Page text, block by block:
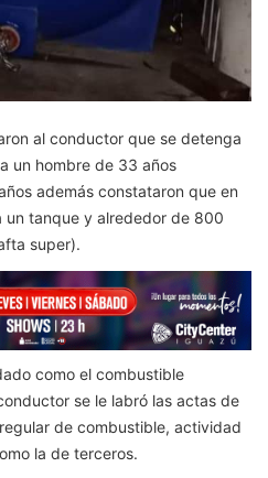
al conductor que se detenga
un hombre de 33 años
además constataron que en
un tanque y alrededor de 800
super).
como el combustible
se le labró las actas de
de combustible, actividad
la de terceros.